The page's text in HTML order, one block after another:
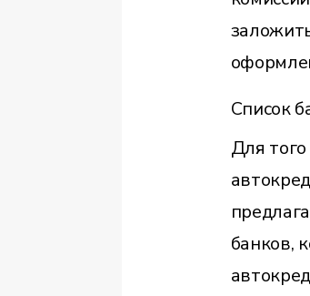
Список
Для
банков,